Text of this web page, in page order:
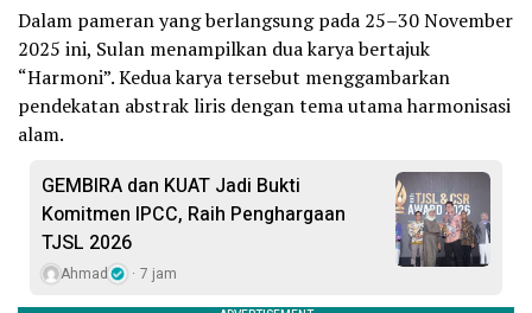
Dalam pameran yang berlangsung pada 25–30 November
2025 ini, Sulan menampilkan dua karya bertajuk
“Harmoni”. Kedua karya tersebut menggambarkan
pendekatan abstrak liris dengan tema utama harmonisasi
alam.
GEMBIRA dan KUAT Jadi Bukti
Komitmen IPCC, Raih Penghargaan
TJSL 2026
Ahmad 7 jam